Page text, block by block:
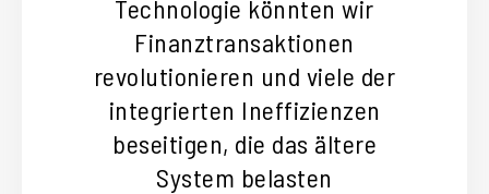
Technologie könnten wir
Finanztransaktionen
revolutionieren und viele der
integrierten Ineffizienzen
beseitigen, die das ältere
System belasten